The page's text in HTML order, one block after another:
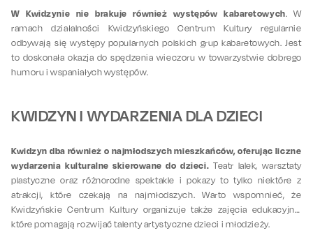
W Kwidzynie nie brakuje również występów kabaretowych. W
ramach działalności Kwidzyńskiego Centrum Kultury regularnie
odbywają się występy popularnych polskich grup kabaretowych. Jest
to doskonała okazja do spędzenia wieczoru w towarzystwie dobrego
humoru i wspaniałych występów.
KWIDZYN I WYDARZENIA DLA DZIECI
Kwidzyn dba również o najmłodszych mieszkańców, oferując liczne
wydarzenia kulturalne skierowane do dzieci. Teatr lalek, warsztaty
plastyczne oraz różnorodne spektakle i pokazy to tylko niektóre z
atrakcji, które czekają na najmłodszych. Warto wspomnieć, że
Kwidzyńskie Centrum Kultury organizuje także zajęcia edukacyjne,
które pomagają rozwijać talenty artystyczne dzieci i młodzieży.